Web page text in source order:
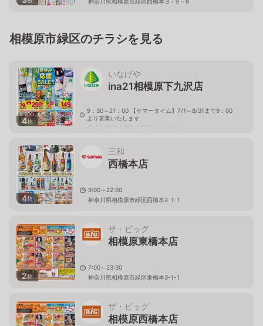
神奈川県相模原市緑区西橋本３−９−８
相模原市緑区のチラシを見る
4枚
いなげや
ina21相模原下九沢店
9：30～21：00 【サマータイム】7/1～8/31まで9：00
より営業いたします
神奈川県相模原市緑区下九沢1779－8
4枚
三和
西橋本店
9:00～22:00
神奈川県相模原市緑区西橋本4-1-1
2枚
ザ・ビッグ
相模原東橋本店
7:00～23:30
神奈川県相模原市緑区東橋本3-1-1
ザ・ビッグ
相模原西橋本店